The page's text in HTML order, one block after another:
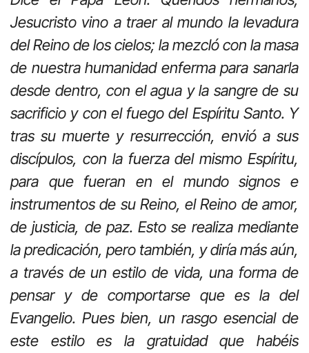
Jesucristo vino a traer al mundo la levadura
del Reino de los cielos; la mezcló con la masa
de nuestra humanidad enferma para sanarla
desde dentro, con el agua y la sangre de su
sacrificio y con el fuego del Espíritu Santo. Y
tras su muerte y resurrección, envió a sus
discípulos, con la fuerza del mismo Espíritu,
para que fueran en el mundo signos e
instrumentos de su Reino, el Reino de amor,
de justicia, de paz. Esto se realiza mediante
la predicación, pero también, y diría más aún,
a través de un estilo de vida, una forma de
pensar y de comportarse que es la del
Evangelio. Pues bien, un rasgo esencial de
este estilo es la gratuidad que habéis